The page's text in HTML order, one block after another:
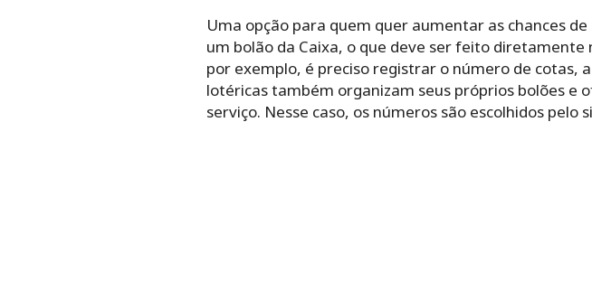
Uma opção para quem quer aumentar as chances
um bolão da Caixa, o que deve ser feito
por exemplo, é preciso registrar o número de cotas,
lotéricas também organizam seus próprios bolões e
serviço. Nesse caso, os números são escolhidos pelo